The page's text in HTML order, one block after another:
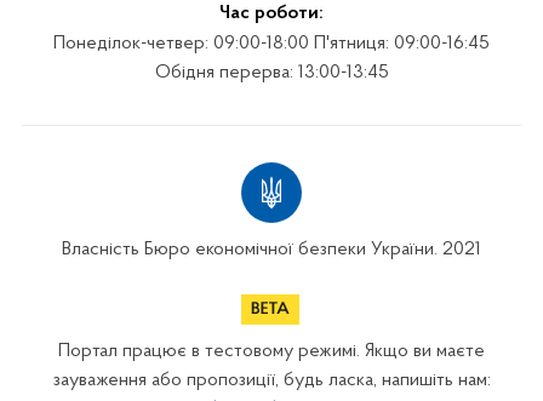
Час роботи:
Понеділок-четвер: 09:00-18:00 П'ятниця: 09:00-16:45
Обідня перерва: 13:00-13:45
Власність Бюро економічної безпеки України. 2021
Портал працює в тестовому режимі. Якщо ви маєте
зауваження або пропозиції, будь ласка, напишіть нам: